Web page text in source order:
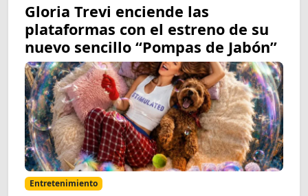
Gloria Trevi enciende las
plataformas con el estreno de su
nuevo sencillo “Pompas de Jabón”
Entretenimiento